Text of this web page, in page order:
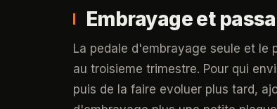
Embrayage et
La pedale d'embrayage seule et le
au troisieme trimestre. Pour qui
puis de la faire evoluer plus tard,